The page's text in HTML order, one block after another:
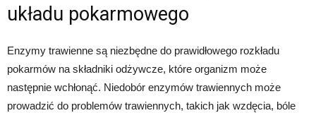
układu pokarmowego
Enzymy trawienne są niezbędne do prawidłowego rozkładu
pokarmów na składniki odżywcze, które organizm może
następnie wchłonąć. Niedobór enzymów trawiennych może
prowadzić do problemów trawiennych, takich jak wzdęcia, bóle